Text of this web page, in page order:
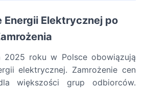
Energii Elektrycznej po
2025 roku w Polsce obowiązują
elektrycznej. Zamrożenie cen
większości grup odbiorców.